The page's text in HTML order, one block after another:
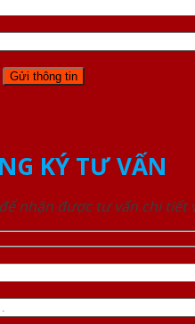
KÝ TƯ VẤN
nhận được tư vấn chi tiết